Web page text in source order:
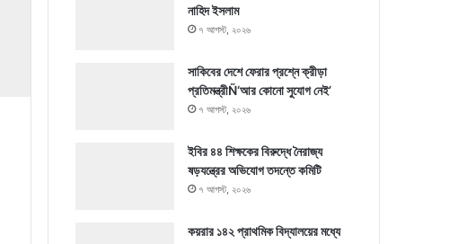
নাহিদ ইসলাম
৭ আগস্ট, ২০২৬
সাকিবের দেশে ফেরার প্রশ্নে ক্রীড়া
প্রতিমন্ত্রীÑ‘আর কোনো সুযোগ নেই’
৭ আগস্ট, ২০২৬
ইবির ৪৪ শিক্ষকের বিরুদ্ধে নৈরাজ্য
ষড়যন্ত্রের অভিযোগ তদন্তে কমিটি
৭ আগস্ট, ২০২৬
কয়রার ১৪২ প্রাথমিক বিদ্যালয়ের মধ্যে